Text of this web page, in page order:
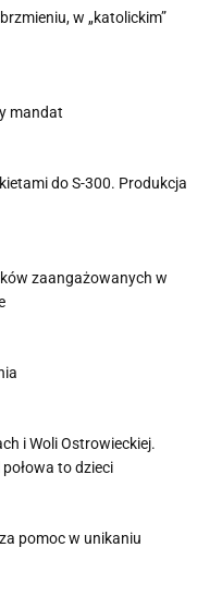
w „katolickim”
mandat
do S-300. Produkcja
zaangażowanych w
i Woli Ostrowieckiej.
to dzieci
pomoc w unikaniu